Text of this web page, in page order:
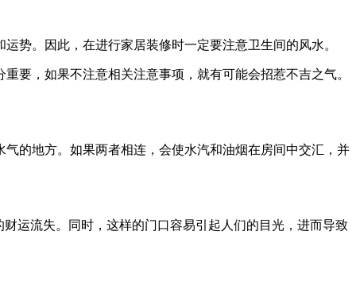
势。因此，在进行家居装修时一定要注意卫生间的风水。
要，如果不注意相关注意事项，就有可能会招惹不吉之气。
的地方。如果两者相连，会使水汽和油烟在房间中交汇，并
运流失。同时，这样的门口容易引起人们的目光，进而导致